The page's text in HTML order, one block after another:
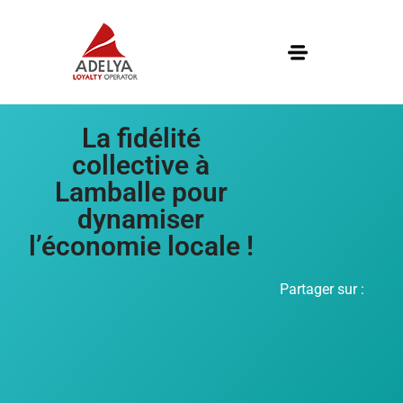
La fidélité
collective à
Lamballe pour
dynamiser
l’économie locale !
Partager sur :